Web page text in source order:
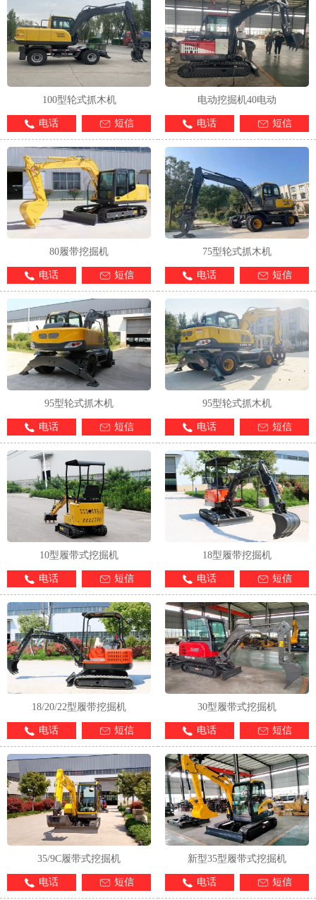
1 3 4
100型轮式抓木机
电话 短信
电动挖掘机40电动
电话 短信
80履带挖掘机
电话 短信
75型轮式抓木机
电话 短信
95型轮式抓木机
电话 短信
95型轮式抓木机
电话 短信
10型履带式挖掘机
电话 短信
18型履带挖掘机
电话 短信
18/20/22型履带挖掘机
电话 短信
30型履带式挖掘机
电话 短信
35/9C履带式挖掘机
电话 短信
新型35型履带式挖掘机
电话 短信